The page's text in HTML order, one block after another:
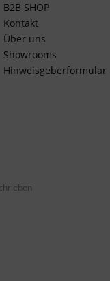
B2B SHOP
Kontakt
Über uns
Showrooms
Hinweisgeberformular